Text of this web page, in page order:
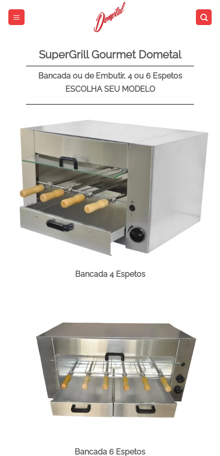
SuperGrill Gourmet Dometal
Bancada ou de Embutir, 4 ou 6 Espetos
ESCOLHA SEU MODELO
Bancada 4 Espetos
Bancada 6 Espetos